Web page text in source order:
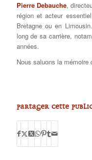
Pierre Debauche,
région et acteur
Bretagne ou en
long de sa carrière,
années.
Nous saluons la mémoire
Partager cette